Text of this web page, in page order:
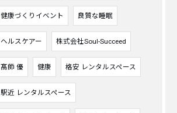
健康づくりイベント 良質な睡眠
ヘルスケアー 株式会社Soul-Succeed
髙師 優 健康 格安 レンタルスペース
駅近 レンタルスペース